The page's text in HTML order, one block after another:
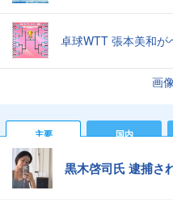
卓球WTT 張本美和が
画
主要 国内
黒木啓司氏 逮捕さ